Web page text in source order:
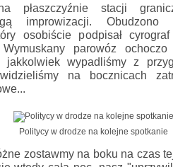
płaszczyźnie stacji
improwizacji. Obudzono
osobiście podpisał
Wymuskany parowóz
jakkolwiek wypadliśmy z
na bocznicach
Politycy w drodze na kolejne spotkanie
zostawmy na boku na czas